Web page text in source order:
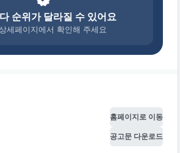
순위가 달라질 수 있어요
세페이지에서 확인해 주세요
홈페이지로 이동
공고문 다운로드